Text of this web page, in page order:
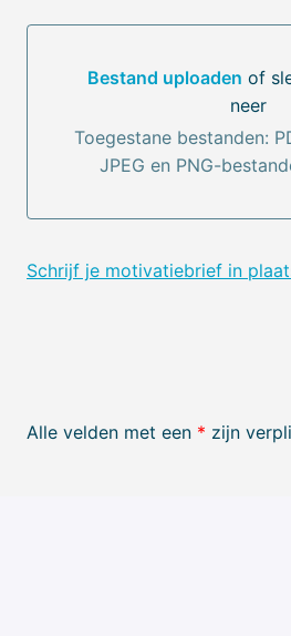
Bestand uploaden of
neer
Bestand uploaden of
Toegestane bestanden:
JPEG en PNG-
Schrijf je motivatiebrief in
Alle velden met een * zijn